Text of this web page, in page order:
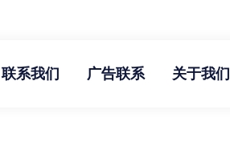
联系我们 广告联系 关于我们